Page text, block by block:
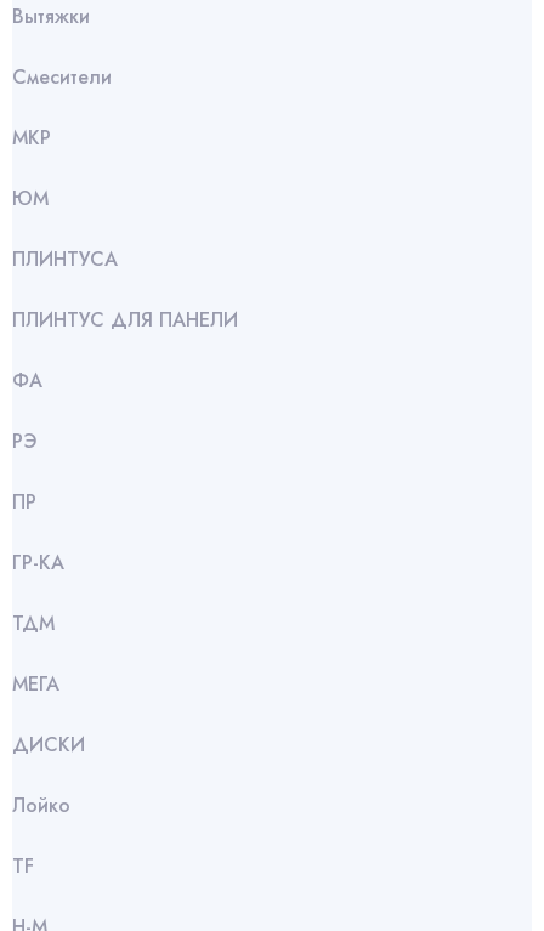
Вытяжки
Смесители
МКР
ЮМ
ПЛИНТУСА
ПЛИНТУС ДЛЯ ПАНЕЛИ
ФА
РЭ
ПР
ГР-КА
ТДМ
МЕГА
ДИСКИ
Лойко
TF